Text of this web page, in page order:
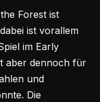
Forest ist
ist vorallem
im Early
aber dennoch für
und
Die